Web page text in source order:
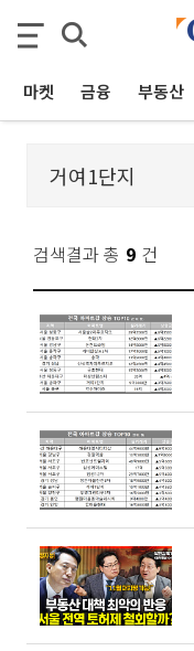
마켓 금융 부동산
검색결과 총 9 건